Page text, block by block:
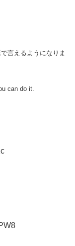
言えるようになりま
can do it.